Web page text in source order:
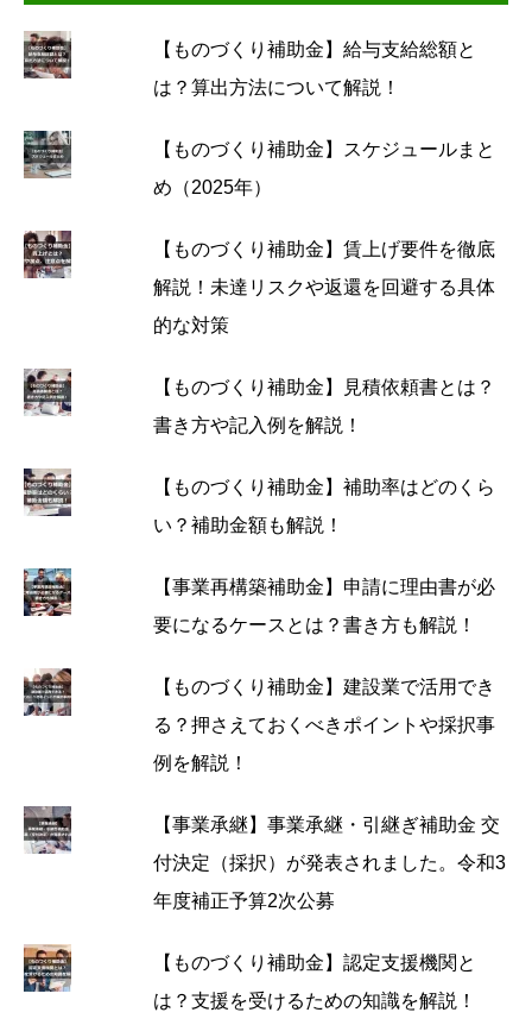
【ものづくり補助金】給与支給総額と
は？算出方法について解説！
【ものづくり補助金】スケジュールまと
め（2025年）
【ものづくり補助金】賃上げ要件を徹底
解説！未達リスクや返還を回避する具体
的な対策
【ものづくり補助金】見積依頼書とは？
書き方や記入例を解説！
【ものづくり補助金】補助率はどのくら
い？補助金額も解説！
【事業再構築補助金】申請に理由書が必
要になるケースとは？書き方も解説！
【ものづくり補助金】建設業で活用でき
る？押さえておくべきポイントや採択事
例を解説！
【事業承継】事業承継・引継ぎ補助金 交
付決定（採択）が発表されました。令和3
年度補正予算2次公募
【ものづくり補助金】認定支援機関と
は？支援を受けるための知識を解説！